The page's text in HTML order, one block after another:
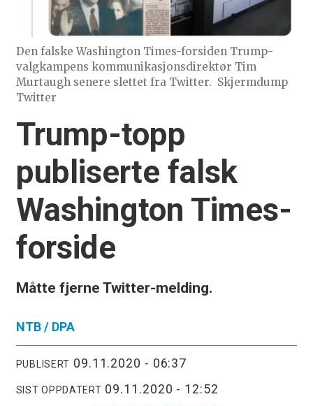
Den falske Washington Times-forsiden Trump-
valgkampens kommunikasjonsdirektør Tim
Murtaugh senere slettet fra Twitter. Skjermdump
Twitter
Trump-topp
publiserte falsk
Washington Times-
forside
Måtte fjerne Twitter-melding.
NTB / DPA
PUBLISERT 09.11.2020 - 06:37
SIST OPPDATERT 09.11.2020 - 12:52